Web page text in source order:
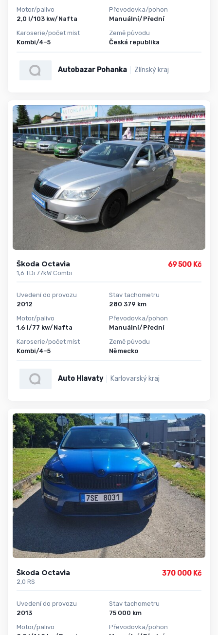
Motor/palivo
2,0 l/103 kw/Nafta
Karoserie/počet míst
Kombi/4-5
Převodovka/pohon
Manuální/Přední
Země původu
Česká republika
Autobazar Pohanka Zlínský kraj
Škoda Octavia
1,6 TDi 77kW Combi
69 500 Kč
Uvedení do provozu
2012
Motor/palivo
1,6 l/77 kw/Nafta
Karoserie/počet míst
Kombi/4-5
Stav tachometru
280 379 km
Převodovka/pohon
Manuální/Přední
Země původu
Německo
Auto Hlavaty Karlovarský kraj
Škoda Octavia
2,0 RS
370 000 Kč
Uvedení do provozu
2013
Motor/palivo
Stav tachometru
75 000 km
Převodovka/pohon